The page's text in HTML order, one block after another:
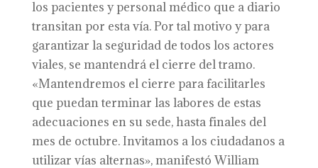
los pacientes y personal médico que a diario
transitan por esta vía. Por tal motivo y para
garantizar la seguridad de todos los actores
viales, se mantendrá el cierre del tramo.
«Mantendremos el cierre para facilitarles
que puedan terminar las labores de estas
adecuaciones en su sede, hasta finales del
mes de octubre. Invitamos a los ciudadanos a
utilizar vías alternas», manifestó William